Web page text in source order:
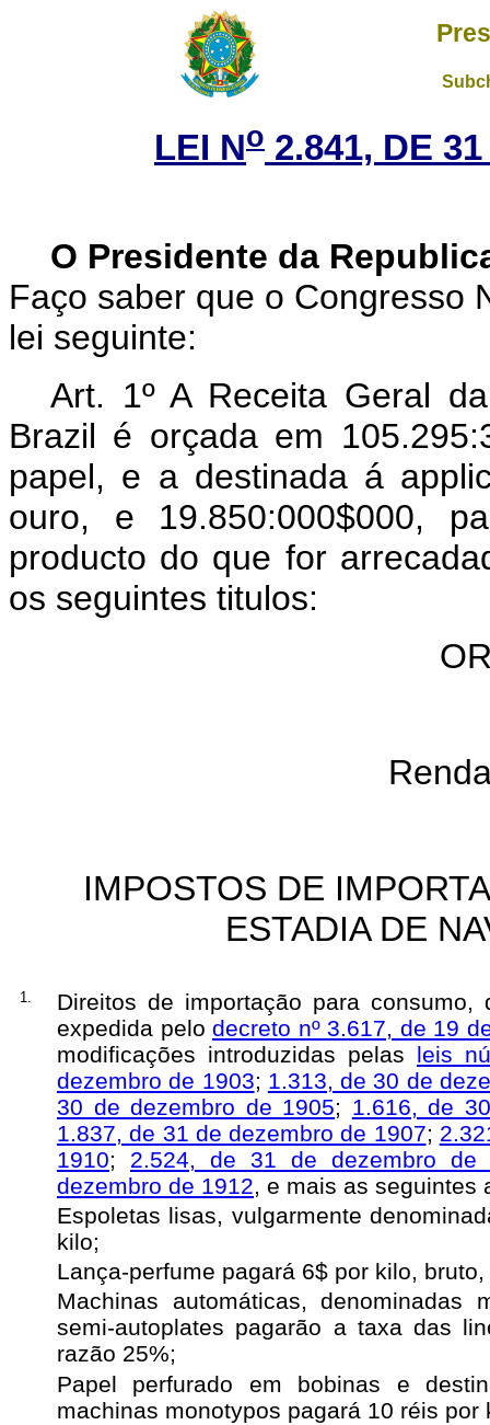
LEI No 2.841, DE
O Presidente da
Faço saber que o Congresso
lei seguinte:
Art. 1º A Receita Geral
Brazil é orçada em
papel, e a destinada á
ouro, e 19.850:000$000,
producto do que for
os seguintes titulos:
IMPOSTOS DE
ESTADIA DE
1.
Direitos de importação para
expedida pelo decreto nº 3.617, de 19
modificações introduzidas pelas leis
dezembro de 1903; 1.313, de 30 de
30 de dezembro de 1905; 1.616, de
1.837, de 31 de dezembro de 1907;
1910; 2.524, de 31 de dezembro de
dezembro de 1912, e mais as seguintes
Espoletas lisas, vulgarmente
kilo;
Lança-perfume pagará 6$ por kilo,
Machinas automáticas, denominadas
semi-autoplates pagarão a taxa das
razão 25%;
Papel perfurado em bobinas e
machinas monotypos pagará 10 réis por